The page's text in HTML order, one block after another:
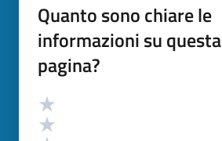
Quanto sono chiare le
informazioni su questa
pagina?
Valutazione